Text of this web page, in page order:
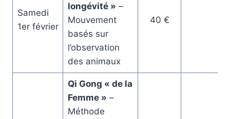
Samedi
1er février
longévité » –
Mouvement
basés sur
l’observation
des animaux
40 €
Qi Gong « de la
Femme » –
Méthode